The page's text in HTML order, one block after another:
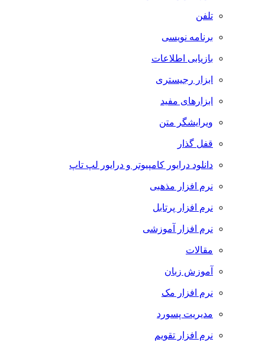
تلفن
برنامه نویسی
بازیابی اطلاعات
ابزار رجیستری
ابزارهای مفید
ویرایشگر متن
قفل گذار
دانلود درایور کامپیوتر و درایور لپ تاپ
نرم افزار مذهبی
نرم افزار پرتابل
نرم افزار آموزشی
مقالات
آموزش زبان
نرم افزار مک
مدیریت پسورد
نرم افزار تقویم